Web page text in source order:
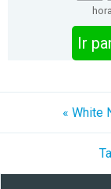
Ir
« White